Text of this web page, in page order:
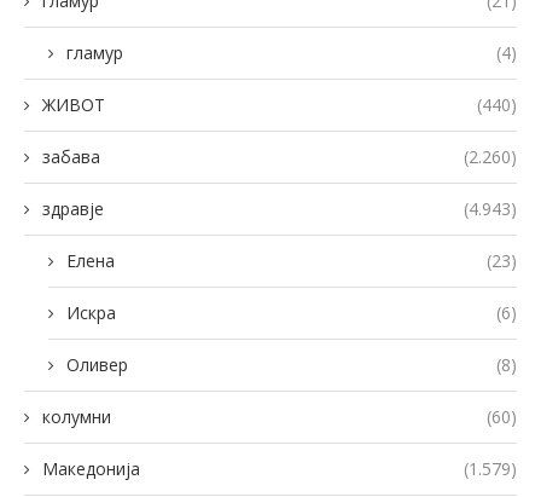
гламур (4)
ЖИВОТ (440)
забава (2.260)
здравје (4.943)
Елена (23)
Искра (6)
Оливер (8)
колумни (60)
Македонија (1.579)